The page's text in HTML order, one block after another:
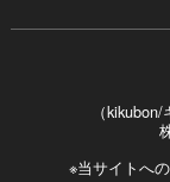
（
※当サイトへ